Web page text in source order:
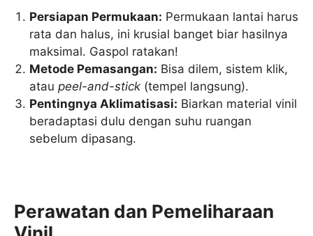
Persiapan Permukaan: Permukaan lantai harus
rata dan halus, ini krusial banget biar hasilnya
maksimal. Gaspol ratakan!
Metode Pemasangan: Bisa dilem, sistem klik,
ataupeel-and-stick (tempel langsung).
Pentingnya Aklimatisasi: Biarkan material vinil
beradaptasi dulu dengan suhu ruangan
sebelum dipasang.
Perawatan dan Pemeliharaan